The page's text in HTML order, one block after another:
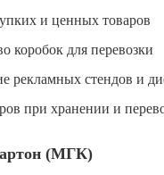
и ценных товаров
коробок для перевозки
рекламных стендов и
при хранении и
(МГК)